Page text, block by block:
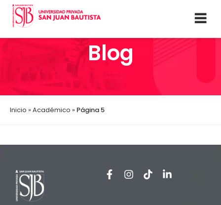
Blog
Inicio »Académico » Página 5